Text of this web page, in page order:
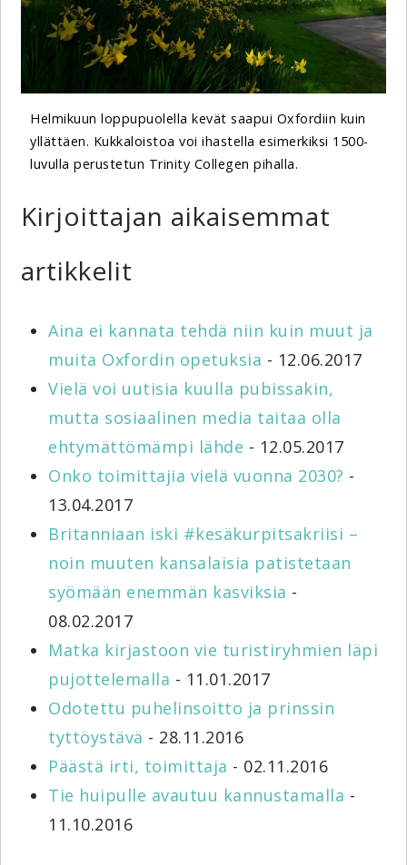
Helmikuun loppupuolella kevät saapui Oxfordiin kuin
yllättäen. Kukkaloistoa voi ihastella esimerkiksi 1500-
luvulla perustetun Trinity Collegen pihalla.
Kirjoittajan aikaisemmat
artikkelit
Aina ei kannata tehdä niin kuin muut ja
muita Oxfordin opetuksia - 12.06.2017
Vielä voi uutisia kuulla pubissakin,
mutta sosiaalinen media taitaa olla
ehtymättömämpi lähde - 12.05.2017
Onko toimittajia vielä vuonna 2030? -
13.04.2017
Britanniaan iski #kesäkurpitsakriisi –
noin muuten kansalaisia patistetaan
syömään enemmän kasviksia -
08.02.2017
Matka kirjastoon vie turistiryhmien läpi
pujottelemalla - 11.01.2017
Odotettu puhelinsoitto ja prinssin
tyttöystävä - 28.11.2016
Päästä irti, toimittaja - 02.11.2016
Tie huipulle avautuu kannustamalla -
11.10.2016